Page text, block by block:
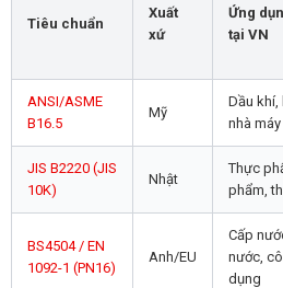
Tiêu chuẩn
Xuất
xứ
Ứng
tại VN
ANSI/ASME
B16.5
Mỹ
Dầu khí,
nhà
JIS B2220 (JIS
10K)
Nhật
Thực
phẩm,
BS4504 / EN
1092-1 (PN16)
Anh/EU
Cấp
nước,
dụng